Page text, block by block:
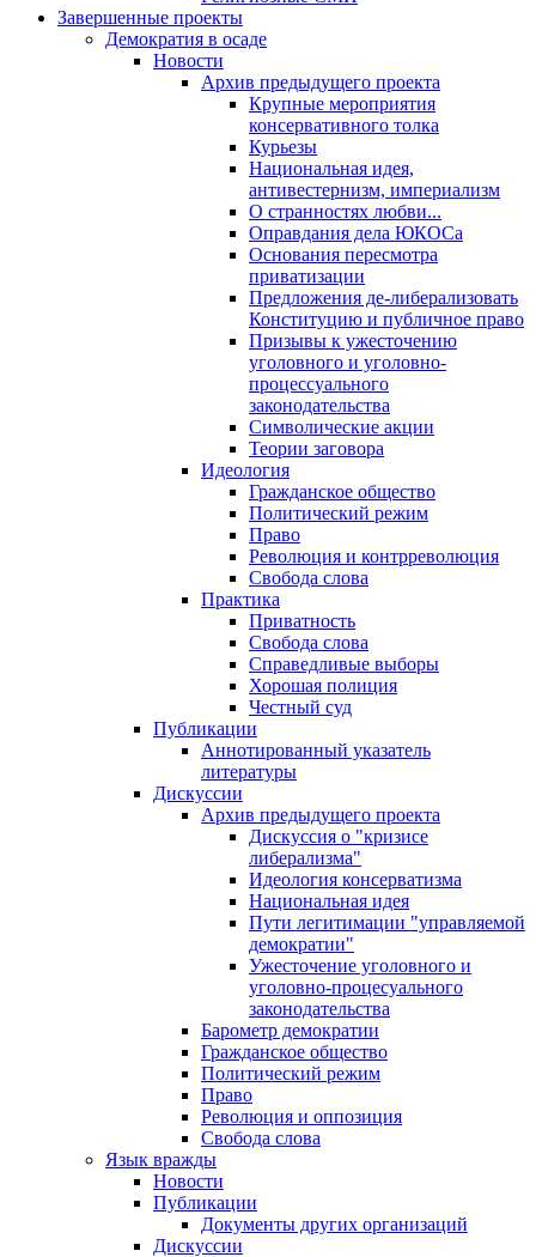
Завершенные проекты
Демократия в осаде
Новости
Архив предыдущего проекта
Крупные мероприятия
консервативного толка
Курьезы
Национальная идея,
антивестернизм, империализм
О странностях любви...
Оправдания дела ЮКОСа
Основания пересмотра
приватизации
Предложения де-либерализовать
Конституцию и публичное право
Призывы к ужесточению
уголовного и уголовно-
процессуального
законодательства
Символические акции
Теории заговора
Идеология
Гражданское общество
Политический режим
Право
Революция и контрреволюция
Свобода слова
Практика
Приватность
Свобода слова
Справедливые выборы
Хорошая полиция
Честный суд
Публикации
Аннотированный указатель
литературы
Дискуссии
Архив предыдущего проекта
Дискуссия о "кризисе
либерализма"
Идеология консерватизма
Национальная идея
Пути легитимации "управляемой
демократии"
Ужесточение уголовного и
уголовно-процесуального
законодательства
Барометр демократии
Гражданское общество
Политический режим
Право
Революция и оппозиция
Свобода слова
Язык вражды
Новости
Публикации
Документы других организаций
Дискуссии